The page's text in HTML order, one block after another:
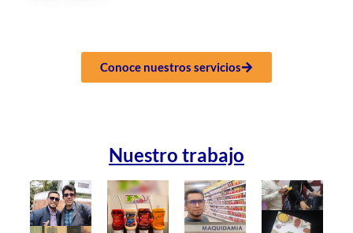
Conoce nuestros servicios
Nuestro trabajo